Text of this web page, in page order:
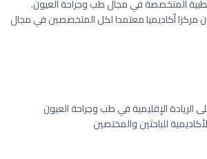
المتخصصة في مجال طب وجراحة العيون.
أكاديميا معتمدا لكل المتخصصين في مجال
الريادة الإقليمية في طب وجراحة العيون
للباحثين والمختصين